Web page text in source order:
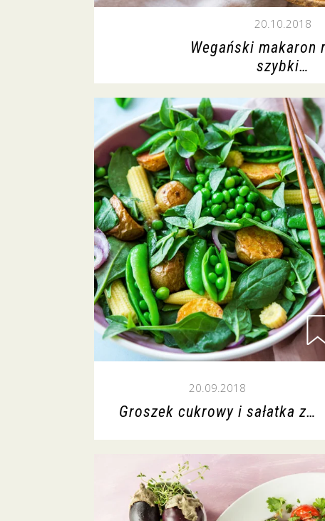
20.10.2018
Wegański makaron
szybki…
20.09.2018
Groszek cukrowy i sałatka z…